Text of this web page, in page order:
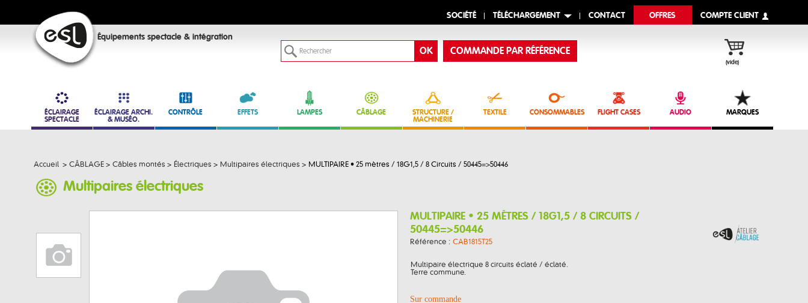
SOCIÉTÉ TÉLÉCHARGEMENT CONTACT OFFRES COMPTE CLIENT
Équipements spectacle & intégration
(vide)
COMMANDE PAR RÉFÉRENCE
ÉCLAIRAGE
SPECTACLE
ÉCLAIRAGE ARCHI.
& MUSÉO.
CONTRÔLE EFFETS LAMPES CÂBLAGE
STRUCTURE /
MACHINERIE
TEXTILE CONSOMMABLES FLIGHT CASES AUDIO MARQUES
Accueil > CÂBLAGE > Câbles montés > Électriques > Multipaires électriques > MULTIPAIRE • 25 mètres / 18G1,5 / 8 Circuits / 50445=>50446
Multipaires électriques
MULTIPAIRE • 25 MÈTRES / 18G1,5 / 8 CIRCUITS /
50445=>50446
Référence : CAB1815T25
Multipaire électrique 8 circuits éclaté / éclaté.
Terre commune.
Sur commande